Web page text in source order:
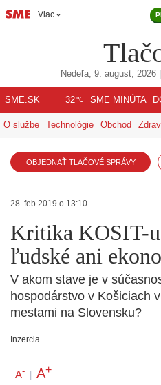
Viac
Nedeľa, 9. august, 2026
SME.SK 32℃ SME MINÚTA
O službe Technológie Obchod
OBJEDNAŤ TLAČOVÉ SPRÁVY
28. feb 2019 o 13:10
Kritika KOSIT-u
ľudské ani
V akom stave je v
hospodárstvo v Košiciach
mestami na Slovensku?
Inzercia
A- | A+